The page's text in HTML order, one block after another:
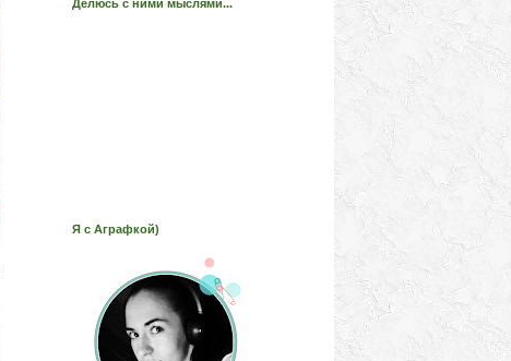
Делюсь с ними мыслями...
Я с Аграфкой)